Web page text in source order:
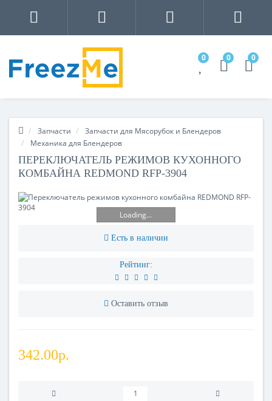
0 0 0
Запчасти
Запчасти для Мясорубок и Блендеров
Механика для Блендеров
ПЕРЕКЛЮЧАТЕЛЬ РЕЖИМОВ КУХОННОГО
КОМБАЙНА REDMOND RFP-3904
Loading...
Есть в наличии
Рейтинг:
Оставить отзыв
342.00р.